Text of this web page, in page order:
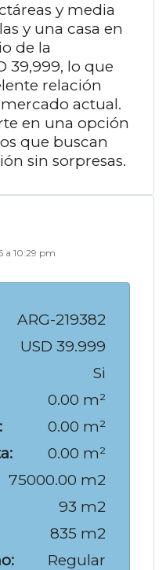
y media
y una casa en
de la
39,999, lo que
relación
actual.
en una opción
que buscan
sin sorpresas.
a 10:29 pm
ARG-219382
USD 39.999
Si
0.00 m²
0.00 m²
0.00 m²
75000.00 m2
93 m2
835 m2
Regular